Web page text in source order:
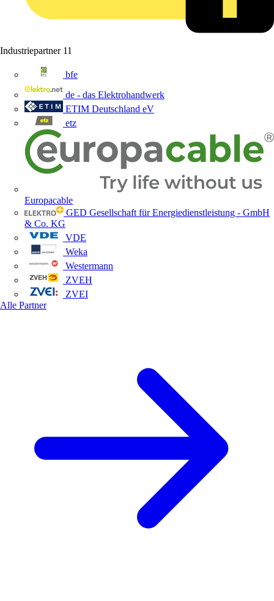
Industriepartner 11
bfe
de - das Elektrohandwerk
ETIM Deutschland eV
etz
Europacable
GED Gesellschaft für Energiedienstleistung - GmbH
& Co. KG
VDE
Weka
Westermann
ZVEH
ZVEI
Alle Partner